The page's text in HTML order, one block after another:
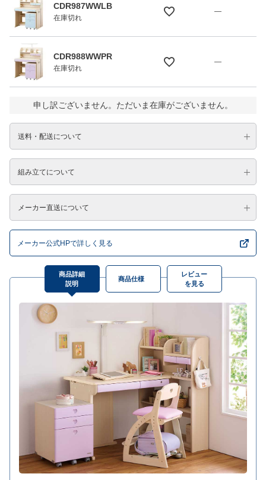
CDR987WWLB
在庫切れ
—
CDR988WWPR
在庫切れ
—
申し訳ございません。ただいま在庫がございません。
送料・配送について
組み立てについて
メーカー直送について
メーカー公式HPで詳しく見る
商品詳細
説明
商品仕様
レビュー
を見る